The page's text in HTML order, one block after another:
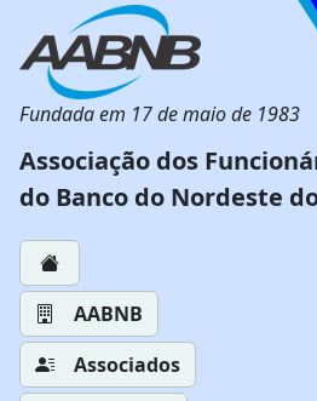
Fundada em 17 de maio de 1983
Associação dos
do Banco do Nordeste
AABNB
Associados